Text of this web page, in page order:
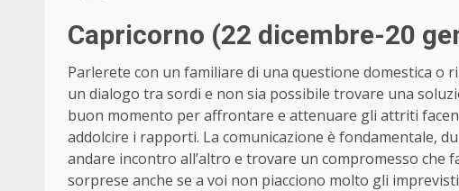
Capricorno (22 dicembre-20
Parlerete con un familiare di una questione domestica o
un dialogo tra sordi e non sia possibile trovare una
buon momento per affrontare e attenuare gli attriti
addolcire i rapporti. La comunicazione è fondamentale,
andare incontro all’altro e trovare un compromesso che
sorprese anche se a voi non piacciono molto gli